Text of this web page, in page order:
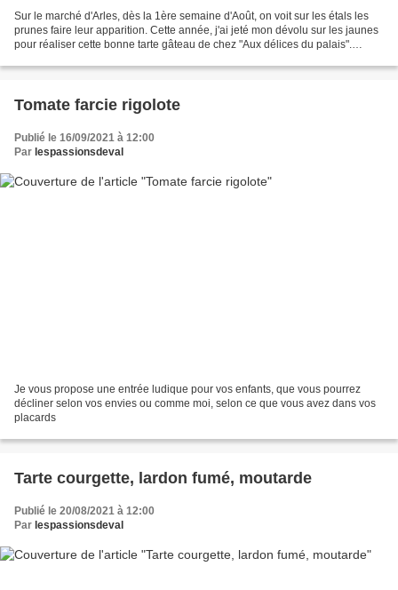
Sur le marché d'Arles, dès la 1ère semaine d'Août, on voit sur les étals les
prunes faire leur apparition. Cette année, j'ai jeté mon dévolu sur les jaunes
pour réaliser cette bonne tarte gâteau de chez "Aux délices du palais".
Tomate farcie rigolote
Publié le 16/09/2021 à 12:00
Par lespassionsdeval
Je vous propose une entrée ludique pour vos enfants, que vous pourrez
décliner selon vos envies ou comme moi, selon ce que vous avez dans vos
placards
Tarte courgette, lardon fumé, moutarde
Publié le 20/08/2021 à 12:00
Par lespassionsdeval